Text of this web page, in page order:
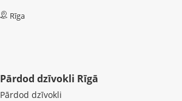
Rīga
Pārdod dzīvokli Rīgā
Pārdod dzīvokli